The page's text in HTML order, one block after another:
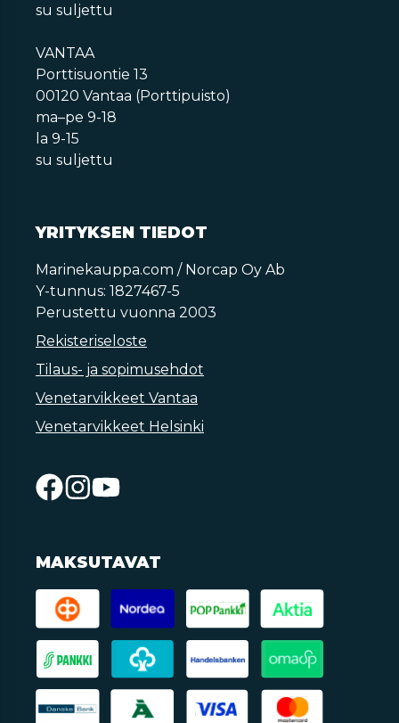
su suljettu
VANTAA
Porttisuontie 13
00120 Vantaa (Porttipuisto)
ma–pe 9-18
la 9-15
su suljettu
YRITYKSEN TIEDOT
Marinekauppa.com / Norcap Oy Ab
Y-tunnus: 1827467-5
Perustettu vuonna 2003
Rekisteriseloste
Tilaus- ja sopimusehdot
Venetarvikkeet Vantaa
Venetarvikkeet Helsinki
MAKSUTAVAT